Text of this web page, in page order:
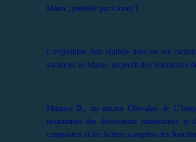
Maroc, présidée par Lionel T.
L’exposition était réalisée dans un but
vacances au Maroc, au profit des Volontaires
Maurice B., un ancien Chevalier de
notamment des détonateurs miniaturisés
composites et les fichiers complets des